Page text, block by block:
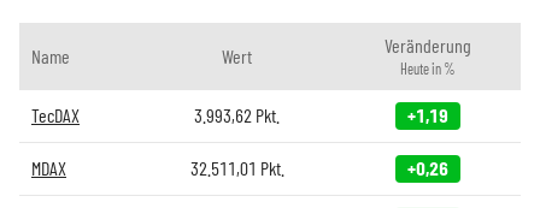
Name Wert Veränderung
Heute in %
TecDAX 3.993,62 Pkt. +1,19
MDAX 32.511,01 Pkt. +0,26